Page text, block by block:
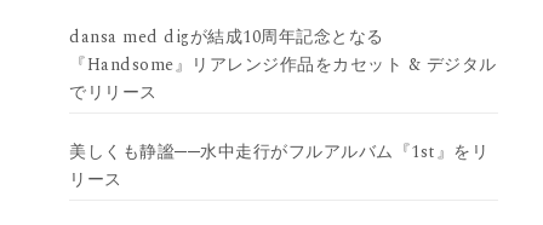
dansa med digが結成10周年記念となる
『Handsome』リアレンジ作品をカセット & デジタル
でリリース
美しくも静謐──水中走行がフルアルバム『1st』をリ
リース